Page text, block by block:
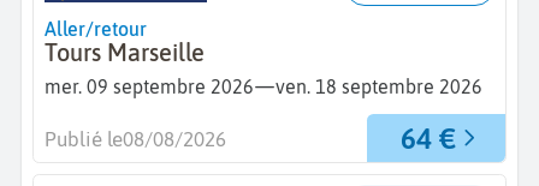
Aller/retour
Tours Marseille
mer. 09 septembre 2026—ven. 18 septembre 2026
64 €
Publié le08/08/2026